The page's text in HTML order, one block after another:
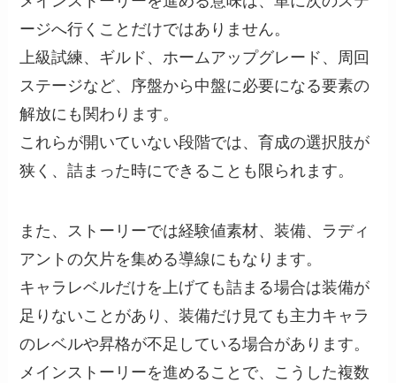
ージへ行くことだけではありません。
上級試練、ギルド、ホームアップグレード、周回
ステージなど、序盤から中盤に必要になる要素の
解放にも関わります。
これらが開いていない段階では、育成の選択肢が
狭く、詰まった時にできることも限られます。
また、ストーリーでは経験値素材、装備、ラディ
アントの欠片を集める導線にもなります。
キャラレベルだけを上げても詰まる場合は装備が
足りないことがあり、装備だけ見ても主力キャラ
のレベルや昇格が不足している場合があります。
メインストーリーを進めることで、こうした複数